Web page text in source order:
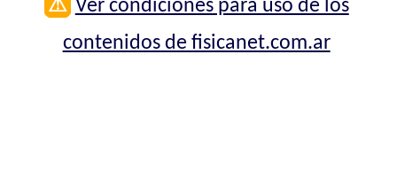
⚠ Ver condiciones para uso de los
contenidos de fisicanet.com.ar